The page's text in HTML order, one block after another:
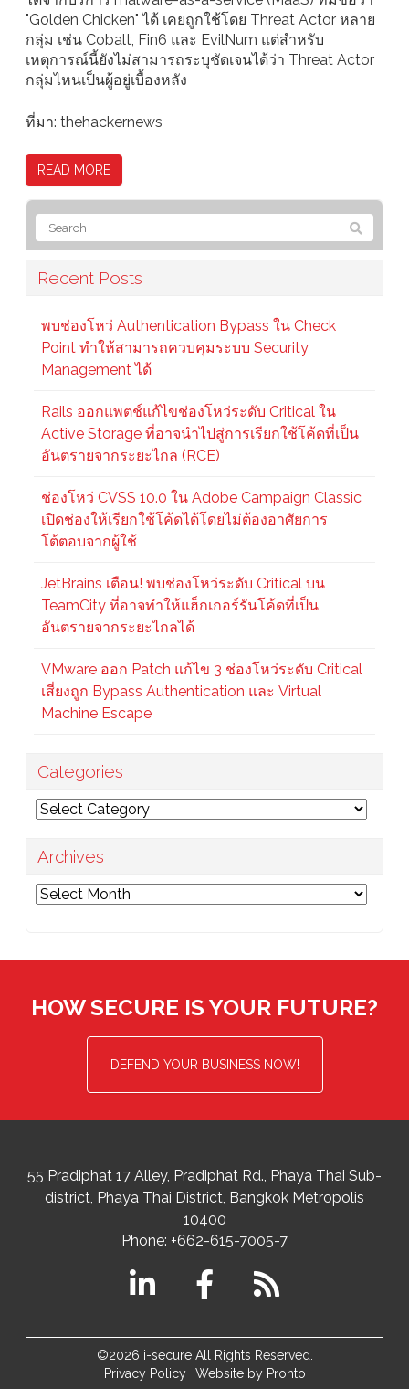
"Golden Chicken" ได้ เคยถูกใช้โดย Threat Actor หลาย
กลุ่ม เช่น Cobalt, Fin6 และ EvilNum แต่สำหรับ
เหตุการณ์นี้ยังไม่สามารถระบุชัดเจนได้ว่า Threat Actor
กลุ่มไหนเป็นผู้อยู่เบื้องหลัง
ที่มา: thehackernews
READ MORE
Recent Posts
พบช่องโหว่ Authentication Bypass ใน Check
Point ทำให้สามารถควบคุมระบบ Security
Management ได้
Rails ออกแพตช์แก้ไขช่องโหว่ระดับ Critical ใน
Active Storage ที่อาจนำไปสู่การเรียกใช้โค้ดที่เป็น
อันตรายจากระยะไกล (RCE)
ช่องโหว่ CVSS 10.0 ใน Adobe Campaign Classic
เปิดช่องให้เรียกใช้โค้ดได้โดยไม่ต้องอาศัยการ
โต้ตอบจากผู้ใช้
JetBrains เตือน! พบช่องโหว่ระดับ Critical บน
TeamCity ที่อาจทำให้แฮ็กเกอร์รันโค้ดที่เป็น
อันตรายจากระยะไกลได้
VMware ออก Patch แก้ไข 3 ช่องโหว่ระดับ Critical
เสี่ยงถูก Bypass Authentication และ Virtual
Machine Escape
Categories
Categories
Archives
Archives
HOW SECURE IS YOUR FUTURE?
DEFEND YOUR BUSINESS NOW!
55 Pradiphat 17 Alley, Pradiphat Rd., Phaya Thai Sub-
district Phaya Thai District, Bangkok Metropolis
10400
Phone: +662-615-7005-7
©2026 i-secure All Rights Reserved.
Privacy Policy
Website by Pronto